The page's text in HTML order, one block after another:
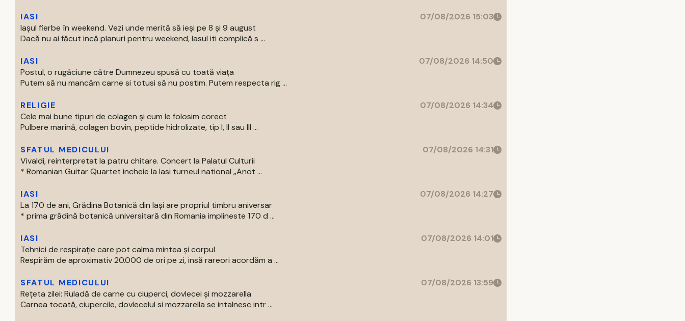
IASI
07/08/2026 15:03
Iașul fierbe în weekend. Vezi unde merită să ieși pe 8 și 9 august
Dacă nu ai făcut incă planuri pentru weekend, Iasul iti complică s ...
IASI
07/08/2026 14:50
Postul, o rugăciune către Dumnezeu spusă cu toată viața
Putem să nu mancăm carne si totusi să nu postim. Putem respecta rig ...
RELIGIE
07/08/2026 14:34
Cele mai bune tipuri de colagen și cum le folosim corect
Pulbere marină, colagen bovin, peptide hidrolizate, tip I, II sau III ...
SFATUL MEDICULUI
07/08/2026 14:31
Vivaldi, reinterpretat la patru chitare. Concert la Palatul Culturii
* Romanian Guitar Quartet incheie la Iasi turneul national „Anot ...
IASI
07/08/2026 14:27
La 170 de ani, Grădina Botanică din Iași are propriul timbru aniversar
* prima grădină botanică universitară din Romania implineste 170 d ...
IASI
07/08/2026 14:01
Tehnici de respirație care pot calma mintea și corpul
Respirăm de aproximativ 20.000 de ori pe zi, insă rareori acordăm a ...
SFATUL MEDICULUI
07/08/2026 13:59
Rețeta zilei: Ruladă de carne cu ciuperci, dovlecei și mozzarella
Carnea tocată, ciupercile, dovlecelul si mozzarella se intalnesc intr ...